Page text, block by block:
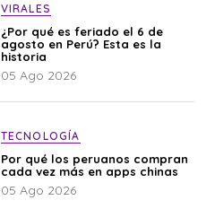
VIRALES
¿Por qué es feriado el 6 de
agosto en Perú? Esta es la
historia
05 Ago 2026
TECNOLOGÍA
Por qué los peruanos compran
cada vez más en apps chinas
05 Ago 2026